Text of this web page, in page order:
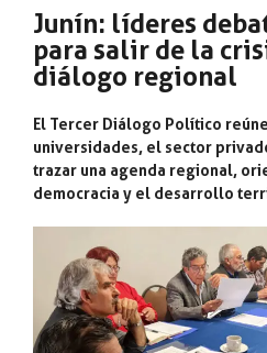
Junín: líderes
para salir de la
diálogo regional
El Tercer Diálogo Político
universidades, el sector
trazar una agenda regional,
democracia y el desarrollo